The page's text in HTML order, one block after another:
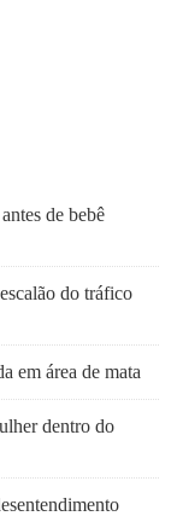
de bebê
do tráfico
em área de mata
dentro do